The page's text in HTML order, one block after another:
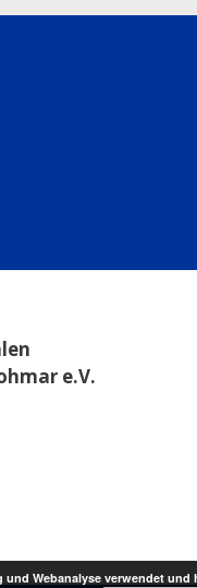
e.V.
Webanalyse verwendet und